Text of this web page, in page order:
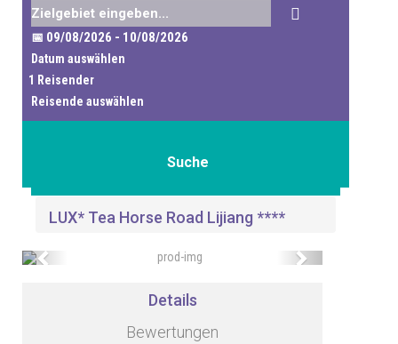
Datum auswählen
Reisende auswählen
Suche
LUX* Tea Horse Road Lijiang ****
Previous Next
Details
Bewertungen